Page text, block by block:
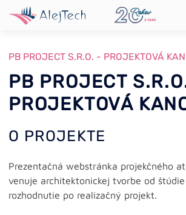
PB PROJECT S.R.O. - PROJEKTOVÁ
PB PROJECT
PROJEKTOVÁ
O PROJEKTE
Prezentačná webstránka projekčného
venuje architektonickej tvorbe od
rozhodnutie po realizačný projekt.